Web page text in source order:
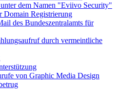
dem Namen "Eviivo Security"
Domain Registrierung
des Bundeszentralamts für
durch vermeintliche
von Graphic Media Design